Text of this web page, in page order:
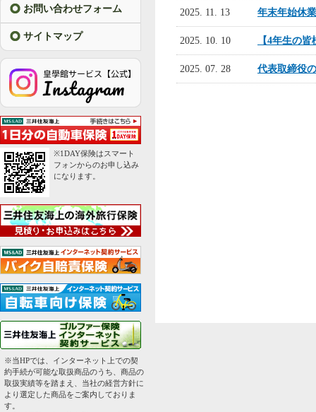
お問い合わせフォーム
サイトマップ
※1DAY保険はスマート
フォンからのお申し込み
になります。
※当HPでは、インターネット上での契
約手続が可能な取扱商品のうち、商品の
取扱実績等を踏まえ、当社の経営方針に
より選定した商品をご案内しておりま
す。
2025. 11. 13 年末年始休
2025. 10. 10 【4年生の
2025. 07. 28 代表取締役